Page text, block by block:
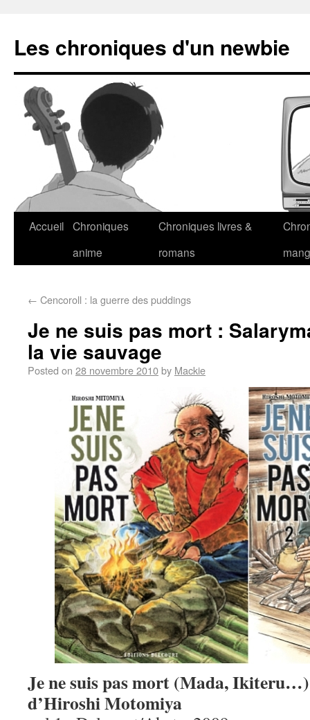
Les chroniques d'un newbie
Accueil Chroniques
anime
Chroniques livres &
romans
← Cencoroll : la guerre des puddings
Je ne suis pas mort :
la vie sauvage
Posted on 28 novembre 2010by Mackie
Je ne suis pas mort (Mada, Ikiteru…)
d’Hiroshi Motomiya